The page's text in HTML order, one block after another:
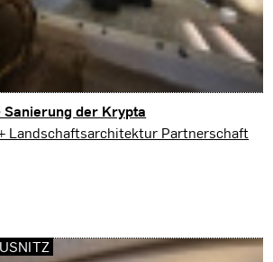
der Krypta
Landschaftsarchitektur Partnerschaft